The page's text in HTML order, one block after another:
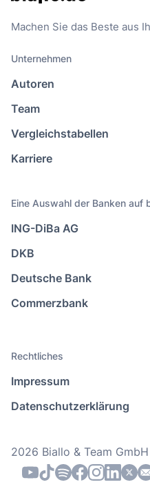
Machen Sie das Beste aus
Unternehmen
Autoren
Team
Vergleichstabellen
Karriere
Eine Auswahl der Banken auf
ING-DiBa AG
DKB
Deutsche Bank
Commerzbank
Rechtliches
Impressum
Datenschutzerklärung
2026 Biallo & Team GmbH